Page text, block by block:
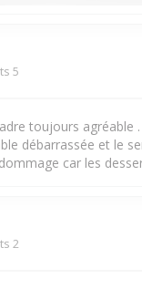
5
toujours
débarrassée et le
car les
2